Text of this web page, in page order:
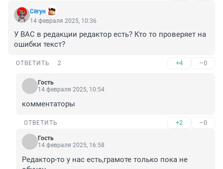
Сёгун
14 февраля 2025, 10:36
У ВАС в редакции редактор есть? Кто то проверяет на
ошибки текст?
ОТВЕТИТЬ 2 +4 –0
Гость
14 февраля 2025, 10:54
комментаторы
ОТВЕТИТЬ +2 –0
Гость
14 февраля 2025, 16:58
Редактор-то у нас есть,грамоте только пока не